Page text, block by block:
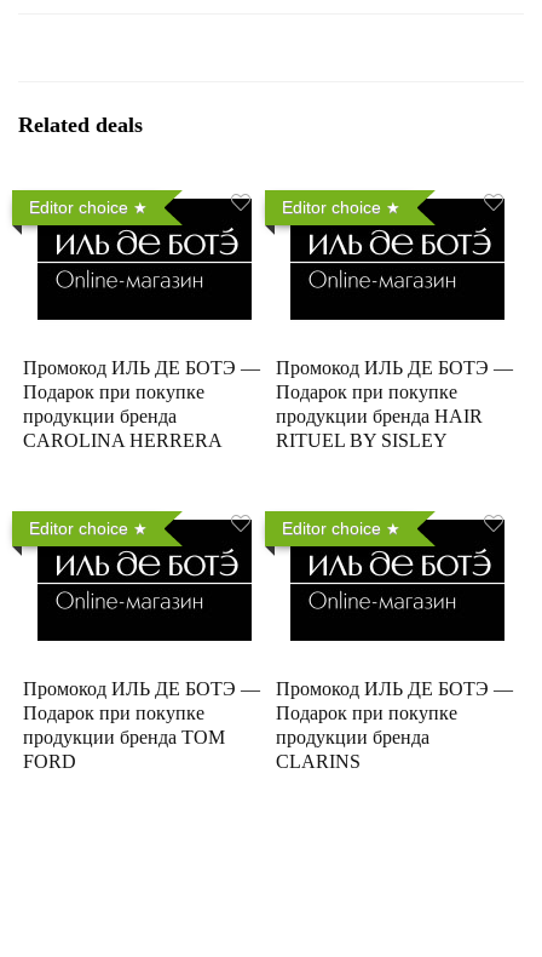
Related deals
Editor choice
Промокод ИЛЬ ДЕ БОТЭ —
Подарок при покупке
продукции бренда
CAROLINA HERRERA
Editor choice
Промокод ИЛЬ ДЕ БОТЭ —
Подарок при покупке
продукции бренда HAIR
RITUEL BY SISLEY
Editor choice
Промокод ИЛЬ ДЕ БОТЭ —
Подарок при покупке
продукции бренда TOM
FORD
Editor choice
Промокод ИЛЬ ДЕ БОТЭ —
Подарок при покупке
продукции бренда
CLARINS